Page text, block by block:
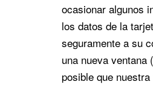
ocasionar algunos
los datos de la
seguramente a su
una nueva
posible que